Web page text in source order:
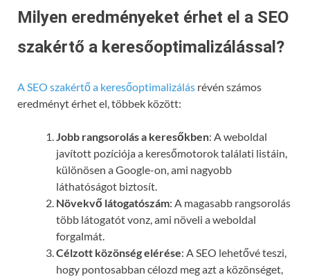
Milyen eredményeket érhet el a SEO
szakértő a keresőoptimalizálással?
A SEO szakértő a keresőoptimalizálás révén számos
eredményt érhet el, többek között:
Jobb rangsorolás a keresőkben: A weboldal
javított pozíciója a keresőmotorok találati listáin,
különösen a Google-on, ami nagyobb
láthatóságot biztosít.
Növekvő látogatószám: A magasabb rangsorolás
több látogatót vonz, ami növeli a weboldal
forgalmát.
Célzott közönség elérése: A SEO lehetővé teszi,
hogy pontosabban célozd meg azt a közönséget,